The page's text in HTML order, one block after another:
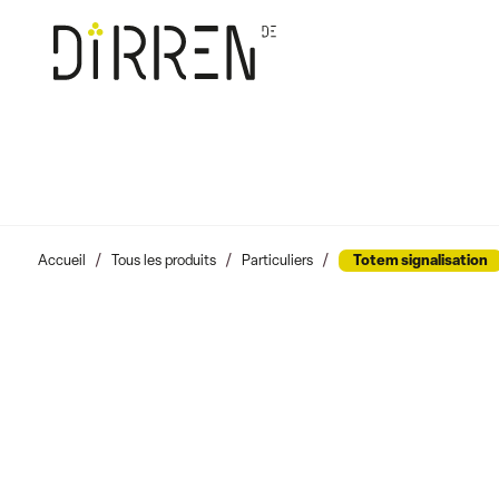
Accueil Tous les produits Particuliers Totem signalisation